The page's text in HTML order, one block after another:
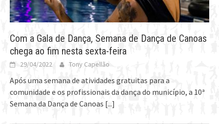
Com a Gala de Dança, Semana de Dança de Canoas
chega ao fim nesta sexta-feira
29/04/2022 Tony Capellão
Após uma semana de atividades gratuitas para a
comunidade e os profissionais da dança do município, a 10ª
Semana da Dança de Canoas [...]